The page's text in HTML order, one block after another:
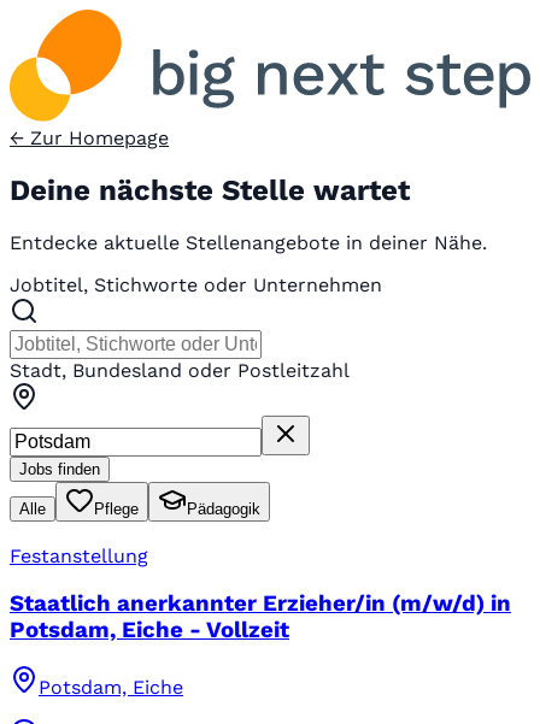
← Zur Homepage
Deine nächste Stelle wartet
Entdecke aktuelle Stellenangebote in deiner Nähe.
Jobtitel, Stichworte oder Unternehmen
Stadt, Bundesland oder Postleitzahl
Jobs finden
Alle Pflege Pädagogik
Festanstellung
Staatlich anerkannter Erzieher/in (m/w/d) in
Potsdam, Eiche - Vollzeit
Potsdam, Eiche